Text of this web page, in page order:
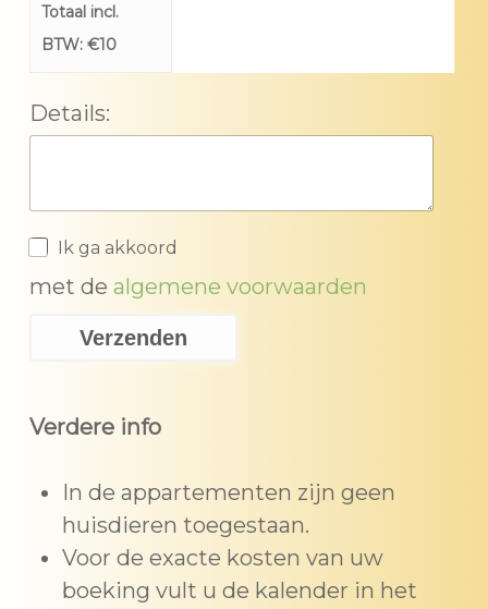
Totaal incl.
BTW: €10
Details:
Ik ga akkoord
met de algemene voorwaarden
Verdere info
In de appartementen zijn geen
huisdieren toegestaan.
Voor de exacte kosten van uw
boeking vult u de kalender in het